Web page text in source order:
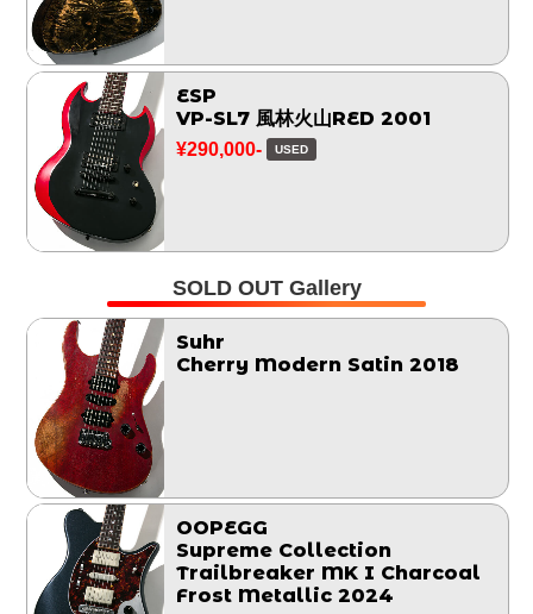
ESP
VP-SL7 風林火山RED 2001
¥290,000- USED
SOLD OUT Gallery
Suhr
Cherry Modern Satin 2018
OOPEGG
Supreme Collection
Trailbreaker MK I Charcoal
Frost Metallic 2024